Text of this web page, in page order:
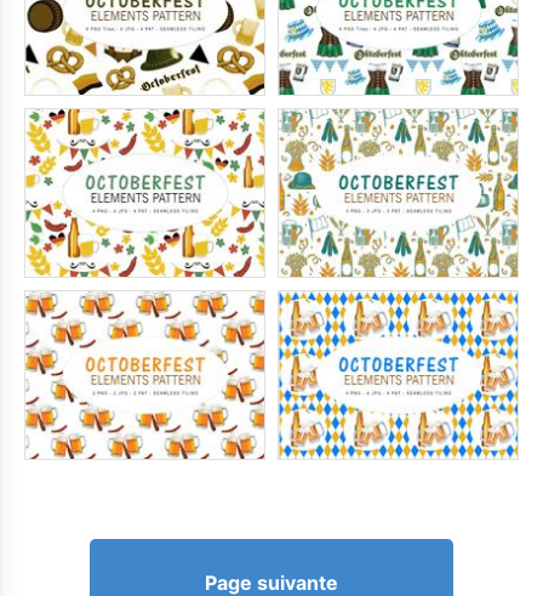
Page suivante